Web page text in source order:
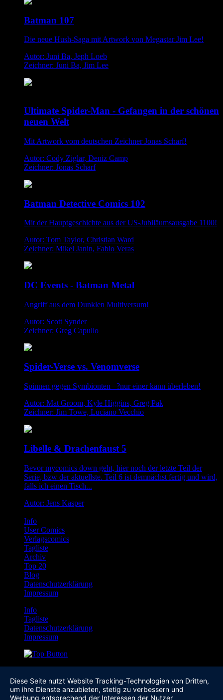
Batman 107
Die neue Hush-Saga mit Artwork von Megastar Jim Lee!
Autor: Juni Ba, Jeph Loeb
Zeichner: Juni Ba, Jim Lee
Ultimate Spider-Man - Gefangen in der schönen
neuen Welt
Mit Artwork vom deutschen Zeichner Jonas Scharf!
Autor: Cody Ziglar, Deniz Camp
Zeichner: Jonas Scharf
Batman Detective Comics 102
Mit der Hauptgeschichte aus der US-Jubiläumsausgabe 1100!
Autor: Tom Taylor, Christian Ward
Zeichner: Mikel Janin, Fabio Veras
DC Events - Batman Metal
Angriff aus dem Dunklen Multiversum!
Autor: Scott Synder
Zeichner: Greg Capullo
Spider-Verse vs. Venomverse
Spinnen gegen Symbionten –?nur einer kann überleben!
Autor: Mat Groom, Kyle Higgins, Greg Pak
Zeichner: Jim Towe, Luciano Vecchio
Libelle & Drachenfaust 5
Bevor mycomics down geht, hier noch der letzte Teil der
Serie, bzw der aktuellste. Teil 6 ist demnächst fertig und wird,
falls ich einen Tisch...
Autor: Jens Kasper
Info
User Comics
Verlagscomics
Tagliste
Archiv
Top 20
Blog
Datenschutzerklärung
Impressum
Info
Tagliste
Datenschutzerklärung
Impressum
Diese Seite nutzt Website Tracking-Technologien von Dritten,
um ihre Dienste anzubieten, stetig zu verbessern und
Werbung entsprechend der Interessen der Nutzer